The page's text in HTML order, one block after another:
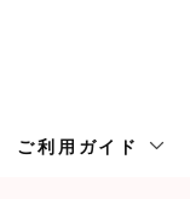
ご利用ガイド